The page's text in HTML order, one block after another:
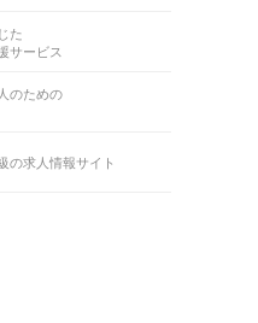
た
サービス
のための
の求人情報サイト